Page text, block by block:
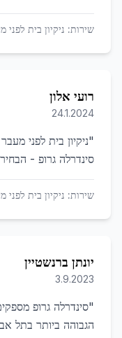
שירות: ניקיון בית לפני
רועי אלון
24.1.2024
"ניקיון בית לפני
סינדרלה גרופ -
שירות: ניקיון בית לפני
יונתן ברנשטיין
3.9.2023
"סינדרלה גרופ
הגבוהה ביותר בתל